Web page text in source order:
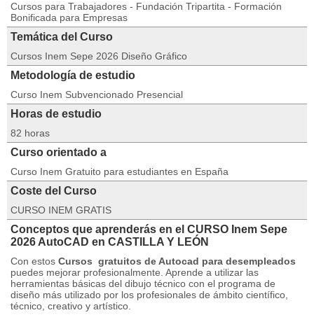
Cursos para Trabajadores - Fundación Tripartita - Formación
Bonificada para Empresas
Temática del Curso
Cursos Inem Sepe 2026 Diseño Gráfico
Metodología de estudio
Curso Inem Subvencionado Presencial
Horas de estudio
82 horas
Curso orientado a
Curso Inem Gratuito para estudiantes en España
Coste del Curso
CURSO INEM GRATIS
Conceptos que aprenderás en el CURSO Inem Sepe
2026 AutoCAD en CASTILLA Y LEÓN
Con estos Cursos gratuitos de Autocad para desempleados
puedes mejorar profesionalmente. Aprende a utilizar las
herramientas básicas del dibujo técnico con el programa de
diseño más utilizado por los profesionales de ámbito científico,
técnico, creativo y artístico.